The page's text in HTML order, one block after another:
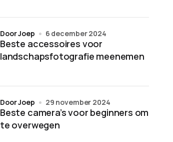
Beste accessoires voor
landschapsfotografie meenemen
door Joep 6 december 2024
Beste camera’s voor beginners om
te overwegen
door Joep 29 november 2024